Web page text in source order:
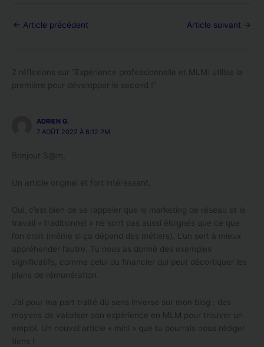
← Article précédent Article suivant →
2 réflexions sur “Expérience professionnelle et MLM: utilise la
première pour développer le second !”
ADRIEN G.
7 AOÛT 2022 À 6:12 PM
Bonjour S@m,
Un article original et fort intéressant.
Oui, c’est bien de se rappeler que le marketing de réseau et le
travail « traditionnel » ne sont pas aussi éloignés que ce que
l’on croit (même si ça dépend des métiers). L’un sert à mieux
appréhender l’autre. Tu nous as donné des exemples
significatifs, comme celui du financier qui peut décortiquer les
plans de rémunération.
J’ai pour ma part traité du sens inverse sur mon blog : des
moyens de valoriser son expérience en MLM pour trouver un
emploi. Un nouvel article « mini » que tu pourrais nous rédiger
tiens !